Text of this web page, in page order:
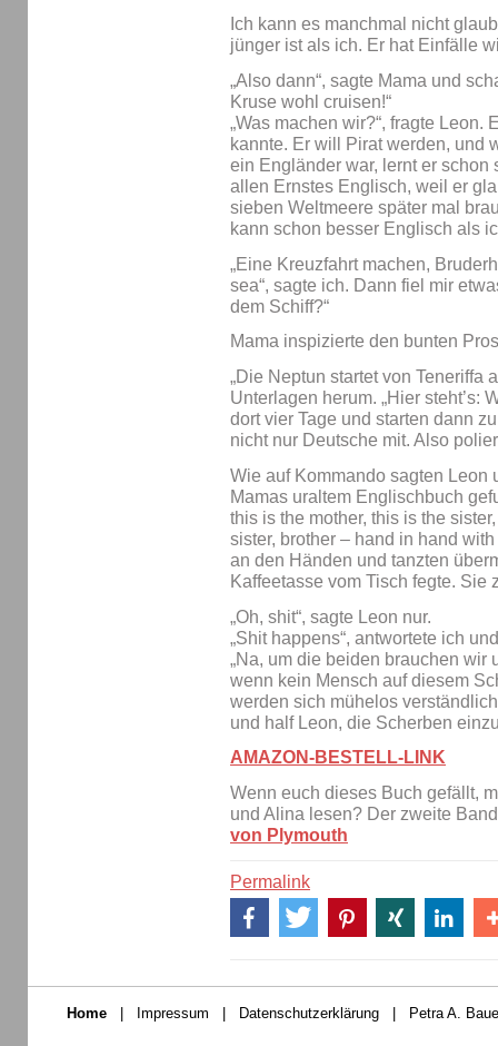
Ich kann es manchmal nicht
jünger ist als ich. Er hat Einfälle
„Also dann“, sagte Mama und
Kruse wohl cruisen!“
„Was machen wir?“, fragte Leon.
kannte. Er will Pirat werden, und
ein Engländer war, lernt er
allen Ernstes Englisch, weil er
sieben Weltmeere später mal
kann schon besser Englisch als
„Eine Kreuzfahrt machen,
sea“, sagte ich. Dann fiel mir
dem Schiff?“
Mama inspizierte den bunten
„Die Neptun startet von Teneriffa
Unterlagen herum. „Hier steht’s:
dort vier Tage und starten dann
nicht nur Deutsche mit. Also
Wie auf Kommando sagten Leon
Mamas uraltem Englischbuch
this is the mother, this is the
sister, brother – hand in hand
an den Händen und tanzten
Kaffeetasse vom Tisch fegte. Sie
„Oh, shit“, sagte Leon nur.
„Shit happens“, antwortete ich
„Na, um die beiden brauchen wir
wenn kein Mensch auf diesem
werden sich mühelos
und half Leon, die Scherben
AMAZON-BESTELL-LINK
Wenn euch dieses Buch gefällt,
und Alina lesen? Der zweite
von Plymouth
Permalink
Home Impressum Datenschutzerklärung Petra A.